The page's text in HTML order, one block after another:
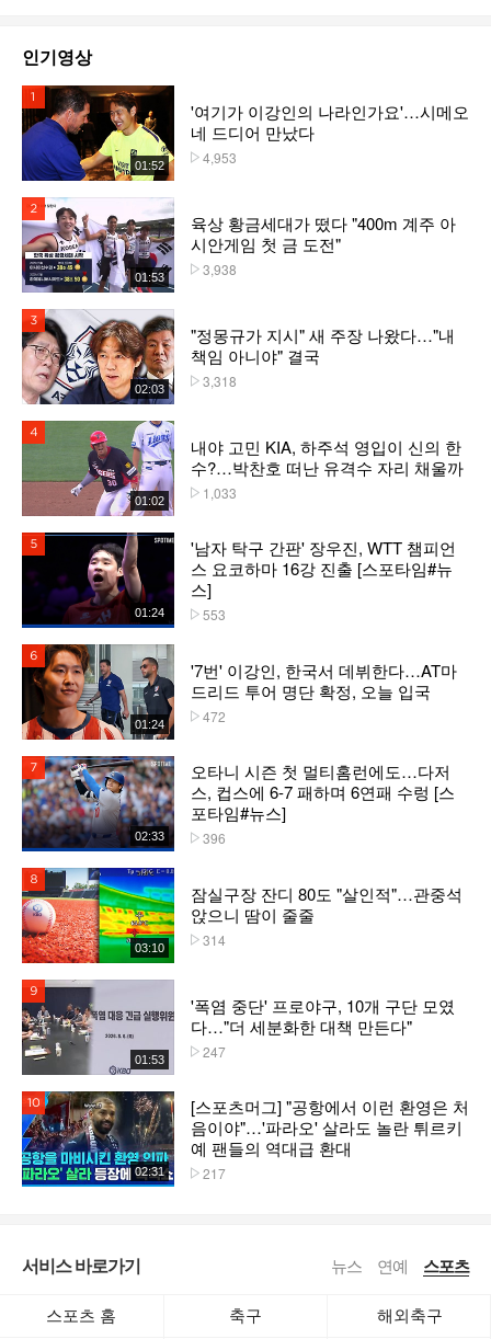
인기영상
01:52
'여기가 이강인의 나라인가요'…시메오
네 드디어 만났다
4,953
01:53
육상 황금세대가 떴다 "400m 계주 아
시안게임 첫 금 도전"
3,938
02:03
"정몽규가 지시" 새 주장 나왔다…"내
책임 아니야" 결국
3,318
01:02
내야 고민 KIA, 하주석 영입이 신의 한
수?…박찬호 떠난 유격수 자리 채울까
1,033
01:24
'남자 탁구 간판' 장우진, WTT 챔피언
스 요코하마 16강 진출 [스포타임#뉴
스]
553
01:24
'7번' 이강인, 한국서 데뷔한다…AT마
드리드 투어 명단 확정, 오늘 입국
472
02:33
오타니 시즌 첫 멀티홈런에도…다저
스, 컵스에 6-7 패하며 6연패 수렁 [스
포타임#뉴스]
396
03:10
잠실구장 잔디 80도 "살인적"…관중석
앉으니 땀이 줄줄
314
01:53
'폭염 중단' 프로야구, 10개 구단 모였
다…"더 세분화한 대책 만든다"
247
02:31
[스포츠머그] "공항에서 이런 환영은 처
음이야"…'파라오' 살라도 놀란 튀르키
예 팬들의 역대급 환대
217
서비스 바로가기 뉴스 연예 스포츠
스포츠 홈 축구 해외축구